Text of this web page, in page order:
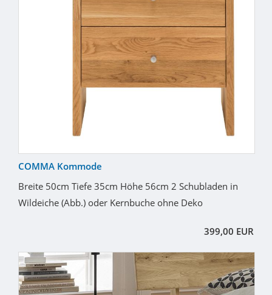
COMMA Kommode
Breite 50cm Tiefe 35cm Höhe 56cm 2 Schubladen in
Wildeiche (Abb.) oder Kernbuche ohne Deko
399,00 EUR